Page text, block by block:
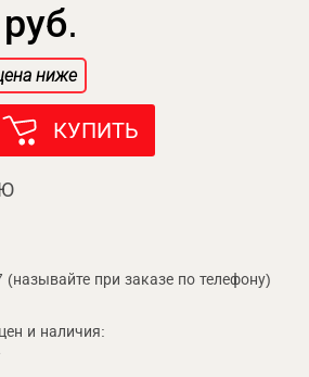
ниже
КУПИТЬ
при заказе по телефону)
и наличия: